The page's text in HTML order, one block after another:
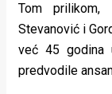
Tom prilikom,
Stevanović i
već 45 godina
predvodile